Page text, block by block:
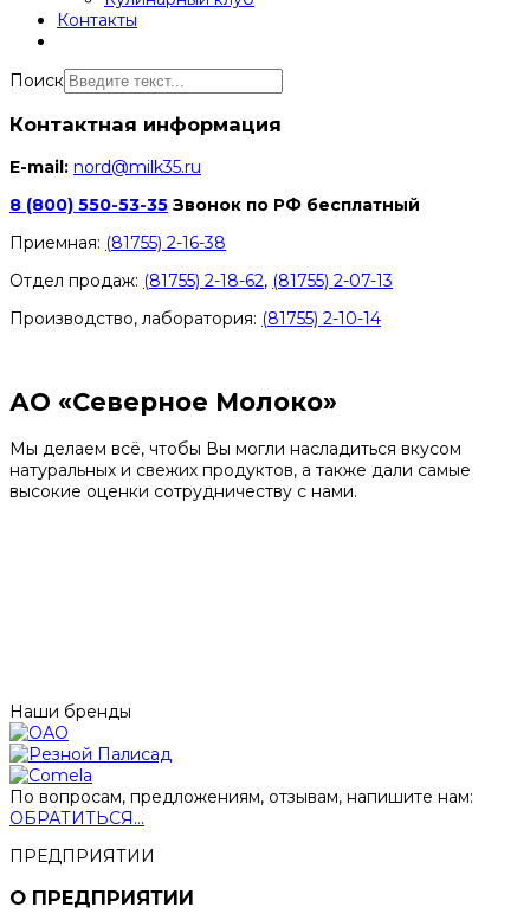
Контакты
Поиск
Контактная информация
E-mail: nord@milk35.ru
8 (800) 550-53-35 Звонок по РФ бесплатный
Приемная: (81755) 2-16-38
Отдел продаж: (81755) 2-18-62, (81755) 2-07-13
Производство, лаборатория: (81755) 2-10-14
АО «Северное Молоко»
Мы делаем всё, чтобы Вы могли насладиться вкусом
натуральных и свежих продуктов, а также дали самые
высокие оценки сотрудничеству с нами.
Наши бренды
По вопросам, предложениям, отзывам, напишите нам:
ОБРАТИТЬСЯ...
ПРЕДПРИЯТИИ
О ПРЕДПРИЯТИИ